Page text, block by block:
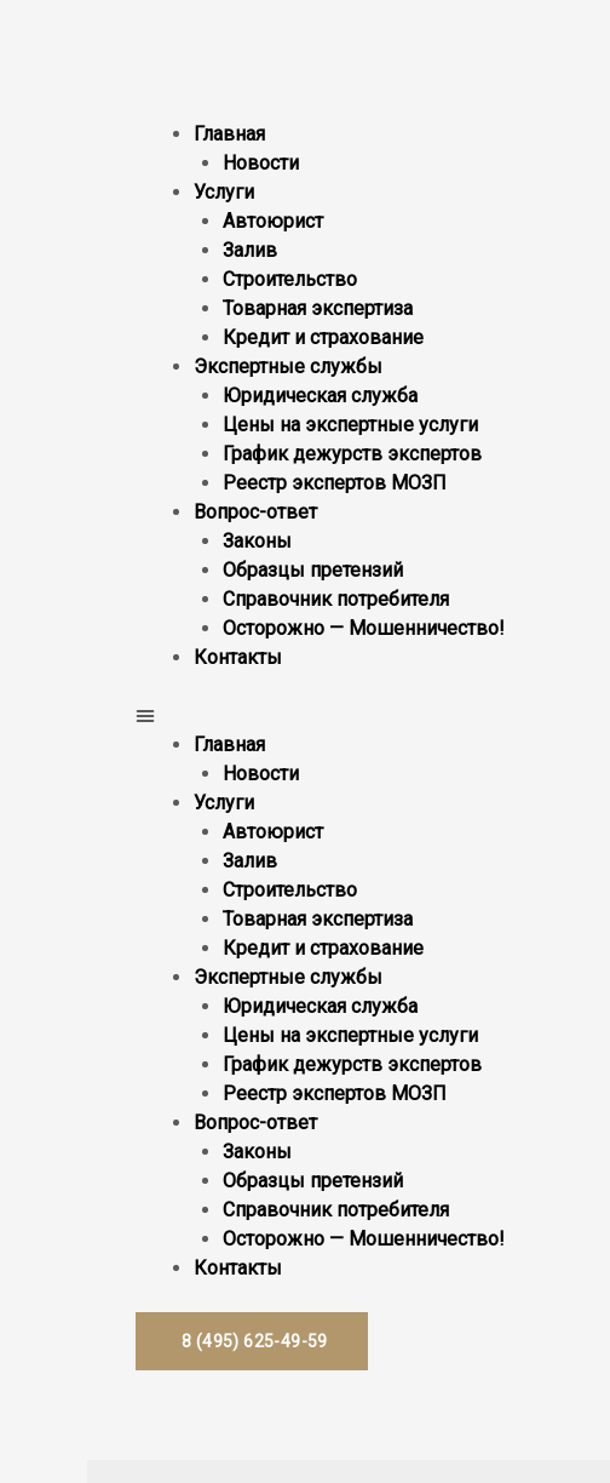
Главная
Новости
Услуги
Автоюрист
Залив
Строительство
Товарная экспертиза
Кредит и страхование
Экспертные службы
Юридическая служба
Цены на экспертные услуги
График дежурств экспертов
Реестр экcпертов МОЗП
Вопрос-ответ
Законы
Образцы претензий
Справочник потребителя
Осторожно — Мошенничество!
Контакты
Главная
Новости
Услуги
Автоюрист
Залив
Строительство
Товарная экспертиза
Кредит и страхование
Экспертные службы
Юридическая служба
Цены на экспертные услуги
График дежурств экспертов
Реестр экcпертов МОЗП
Вопрос-ответ
Законы
Образцы претензий
Справочник потребителя
Осторожно — Мошенничество!
Контакты
8 (495) 625-49-59